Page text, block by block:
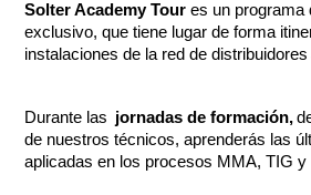
Solter Academy Tour es un programa
exclusivo, que tiene lugar de forma
instalaciones de la red de distribuidores
Durante las jornadas de formación,
de nuestros técnicos, aprenderás las
aplicadas en los procesos MMA, TIG